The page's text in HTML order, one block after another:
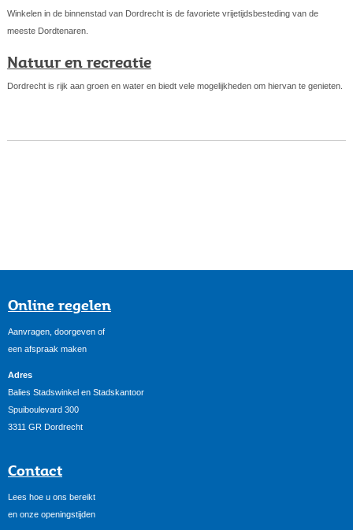
Winkelen in de binnenstad van Dordrecht is de favoriete vrijetijdsbesteding van de
meeste Dordtenaren.
Natuur en recreatie
Dordrecht is rijk aan groen en water en biedt vele mogelijkheden om hiervan te genieten.
Online regelen
Aanvragen, doorgeven of
een afspraak maken
Adres
Balies Stadswinkel en Stadskantoor
Spuiboulevard 300
3311 GR Dordrecht
Contact
Lees hoe u ons bereikt
en onze openingstijden